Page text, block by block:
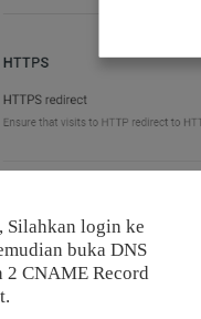
Silahkan login ke
buka DNS
2 CNAME Record